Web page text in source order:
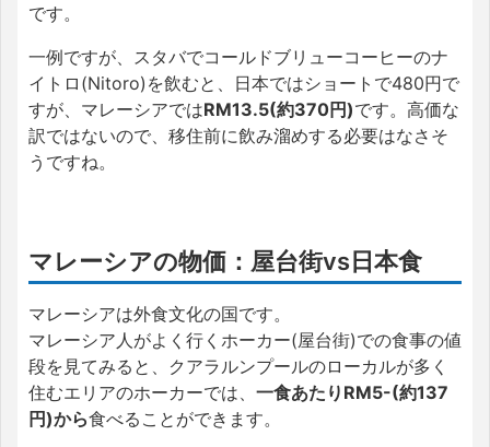
です。
一例ですが、スタバでコールドブリューコーヒーのナ
イトロ(Nitoro)を飲むと、日本ではショートで480円で
すが、マレーシアではRM13.5(約370円)です。高価な
訳ではないので、移住前に飲み溜めする必要はなさそ
うですね。
マレーシアの物価：屋台街vs日本食
マレーシアは外食文化の国です。
マレーシア人がよく行くホーカー(屋台街)での食事の値
段を見てみると、クアラルンプールのローカルが多く
住むエリアのホーカーでは、 一食あたりRM5-(約137
円)から食べることができます。